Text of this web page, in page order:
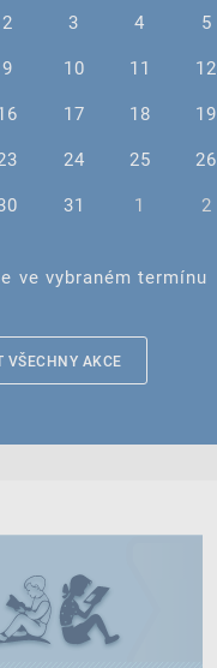
2 3 4 5
9 10 11 12
17 18 19
24 25 26
31 1 2
ve vybraném termínu
VŠECHNY AKCE